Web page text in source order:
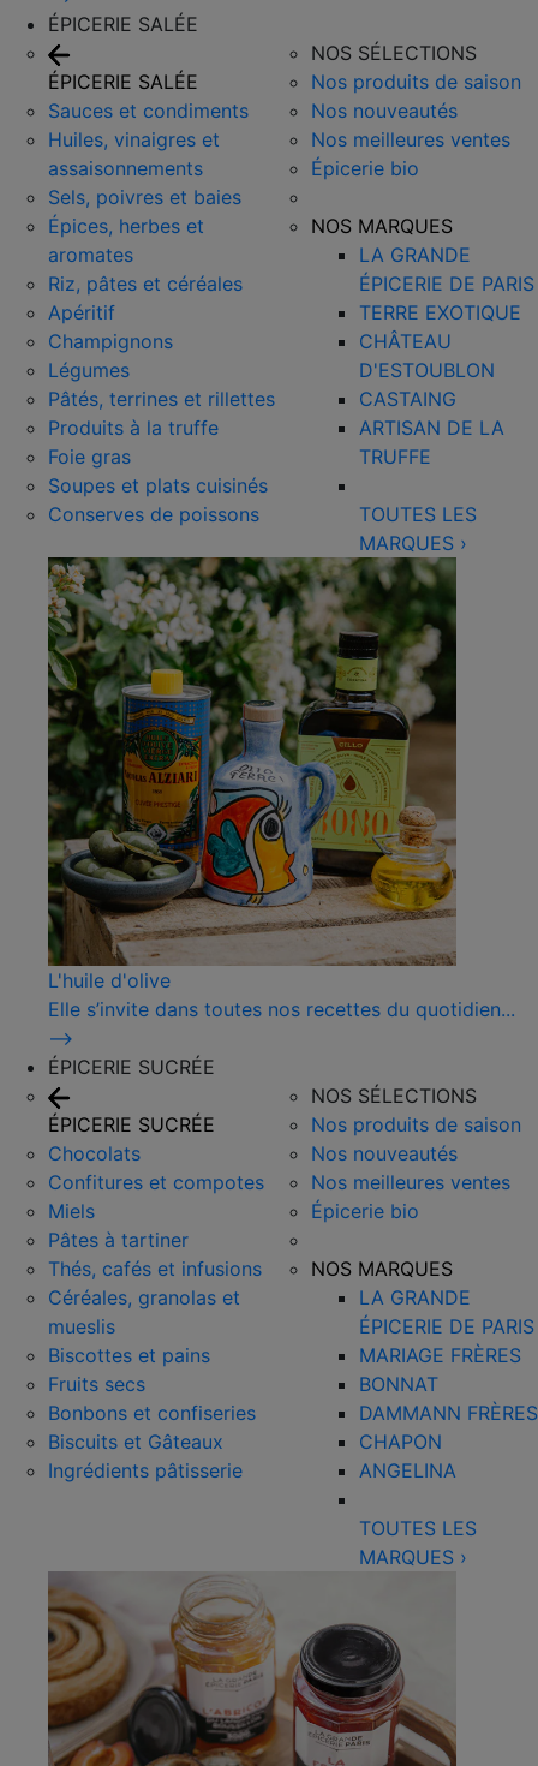
ÉPICERIE SALÉE
ÉPICERIE SALÉE
Sauces et condiments
Huiles, vinaigres et
assaisonnements
Sels, poivres et baies
Épices, herbes et
aromates
Riz, pâtes et céréales
Apéritif
Champignons
Légumes
Pâtés, terrines et rillettes
Produits à la truffe
Foie gras
Soupes et plats cuisinés
Conserves de poissons
NOS SÉLECTIONS
Nos produits de saison
Nos nouveautés
Nos meilleures ventes
Épicerie bio
NOS MARQUES
LA GRANDE
ÉPICERIE DE PARIS
TERRE EXOTIQUE
CHÂTEAU
D'ESTOUBLON
CASTAING
ARTISAN DE LA
TRUFFE
TOUTES LES
MARQUES ›
L'huile d'olive
Elle s’invite dans toutes nos recettes du quotidien...
⟶
ÉPICERIE SUCRÉE
ÉPICERIE SUCRÉE
Chocolats
Confitures et compotes
Miels
Pâtes à tartiner
Thés, cafés et infusions
Céréales, granolas et
mueslis
Biscottes et pains
Fruits secs
Bonbons et confiseries
Biscuits et Gâteaux
Ingrédients pâtisserie
NOS SÉLECTIONS
Nos produits de saison
Nos nouveautés
Nos meilleures ventes
Épicerie bio
NOS MARQUES
LA GRANDE
ÉPICERIE DE PARIS
MARIAGE FRÈRES
BONNAT
DAMMANN FRÈRES
CHAPON
ANGELINA
TOUTES LES
MARQUES ›